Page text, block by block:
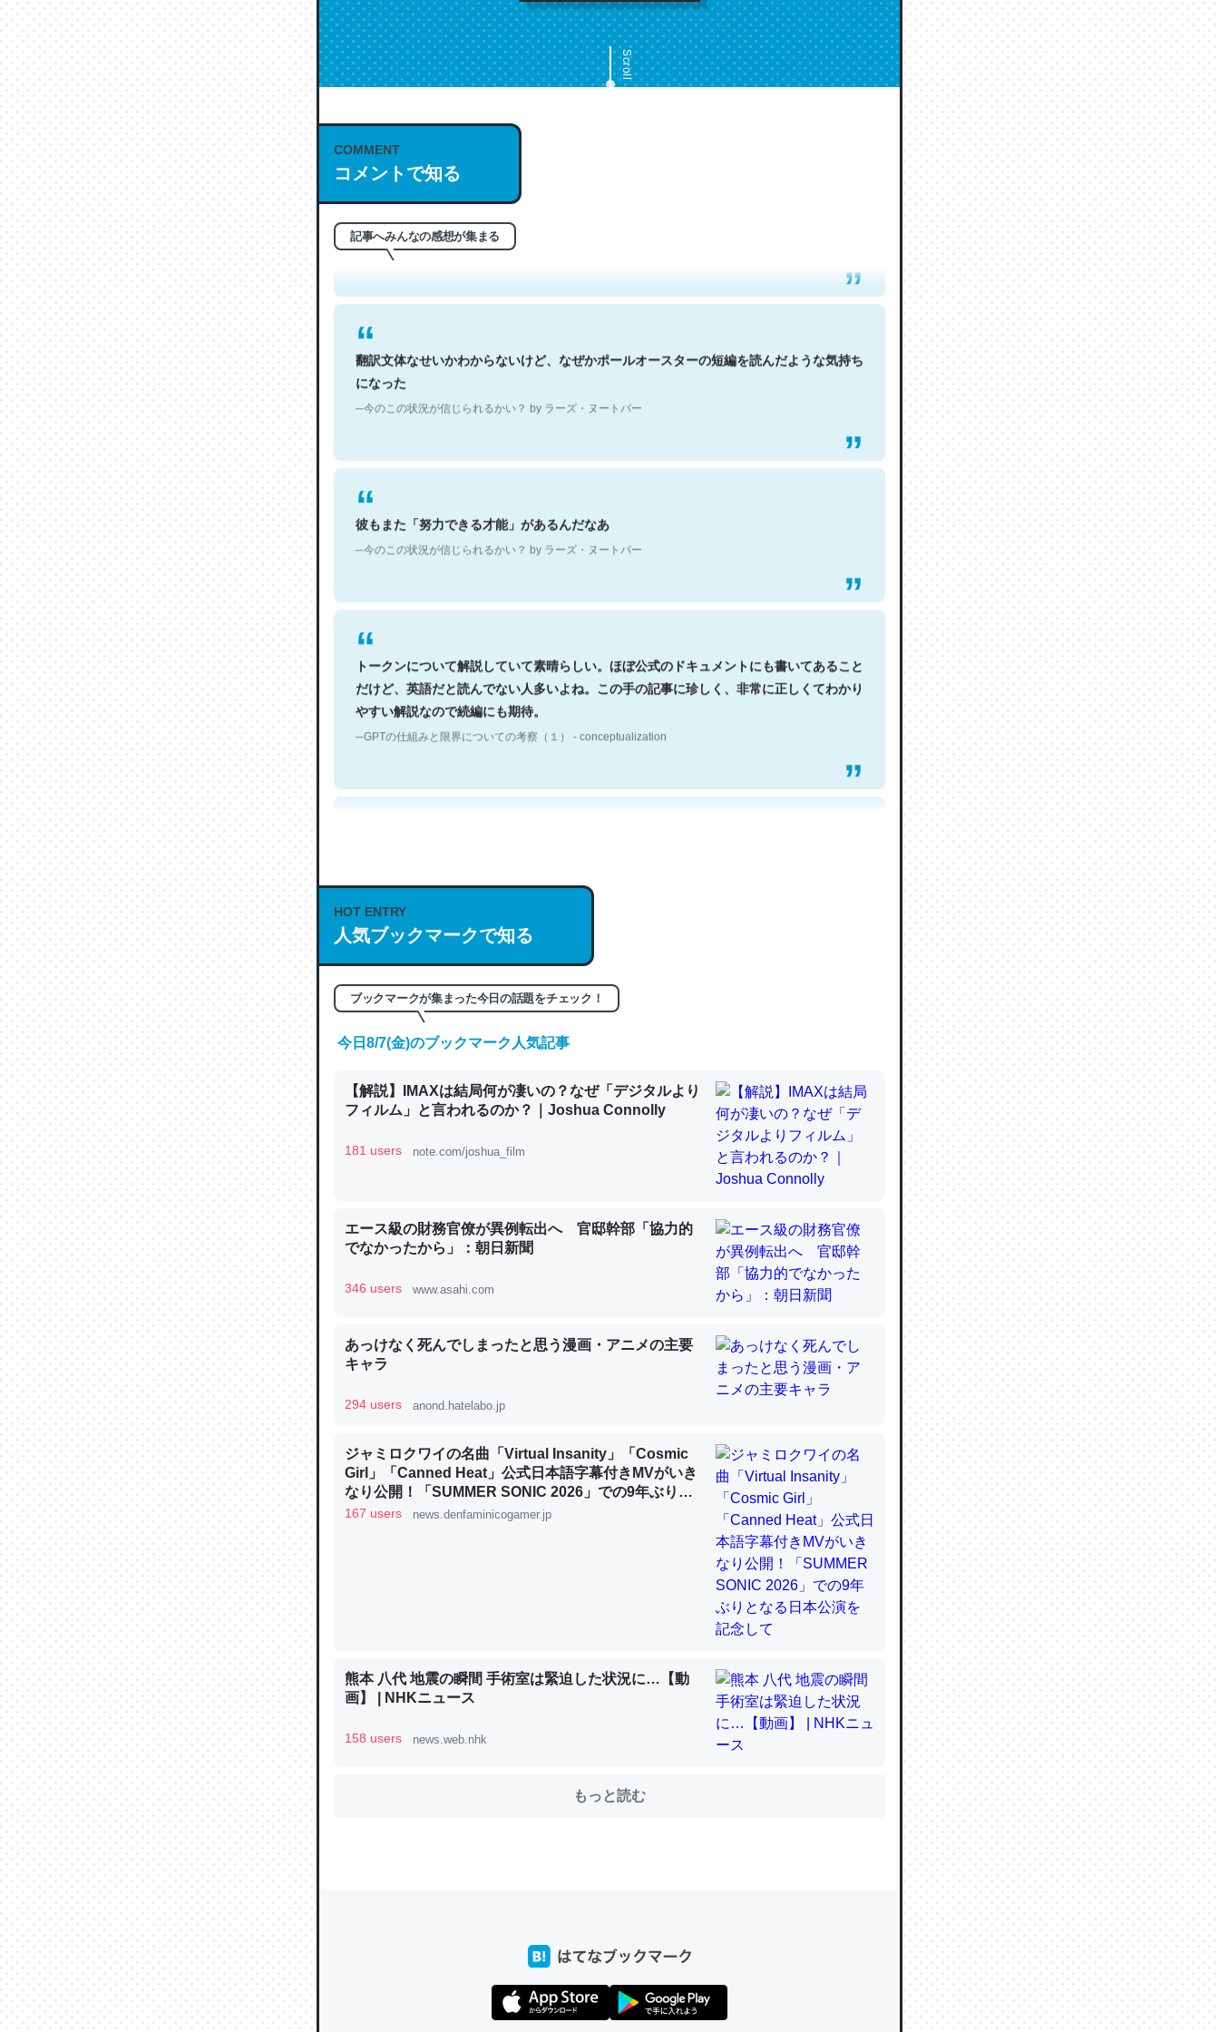
Scroll
COMMENT
コメントで知る
記事へみんなの感想が集まる
これは名文。彼はとてもクレバーなんだろうなと凄く思う。英語少しでも読める人は原文
もお勧め。自分はこの流れ好き。Let’s Fucking Go. Then Covid hit. Shit.
─今のこの状況が信じられるかい？ by ラーズ・ヌートバー
翻訳文体なせいかわからないけど、なぜかポールオースターの短編を読んだような気持ち
になった
─今のこの状況が信じられるかい？ by ラーズ・ヌートバー
彼もまた「努力できる才能」があるんだなあ
─今のこの状況が信じられるかい？ by ラーズ・ヌートバー
トークンについて解説していて素晴らしい。ほぼ公式のドキュメントにも書いてあること
だけど、英語だと読んでない人多いよね。この手の記事に珍しく、非常に正しくてわかり
やすい解説なので続編にも期待。
─GPTの仕組みと限界についての考察（１） - conceptualization
─GPTの仕組みと限界についての考察（１） - conceptualization
これは良記事。32768トークンだと英語小説100ページ分くらい。小説でいう「ずっと前
の伏線」は回収されないけど、短期記憶というには多い分量。進化すればするほど分かり
やすく強くなりそう
昆虫ってカルシウム少ないのか。知らんかった。調べたらコオロギのカルシウム分はエビ
─ニュース :: 【研究発表】昆虫学の大問題＝「昆虫はなぜ海にいないのか」に関する新仮説
論文では「淡水はカルシウムも酸素も不足してて両方に不利だから両方が拮抗してるので
は」とあって面白い。海にいる鋏角類（カブトガニ・ウミグモ）はカルシウムを使わずキ
これを元に考えるとカルシウムを大量に使う脊椎動物と貝類は苦労してるんだな…。腹足
─ニュース :: 【研究発表】昆虫学の大問題＝「昆虫はなぜ海にいないのか」に関する新仮説
ウチもEchoを実家に置いて４年。でたまに覗いてる。ぼちぼちRingも置こうかと画策
中。あと、Googleマップで位置情報を共有してる。電池残量や充電中かが分かるのでこ
れ見て生きてるなって分かる。
を実質100倍以上に伸ばす効果があるはず……
HOT ENTRY
人気ブックマークで知る
ブックマークが集まった今日の話題をチェック！
今日8/7(金)のブックマーク人気記事
【解説】IMAXは結局何が凄いの？なぜ「デジタルより
フィルム」と言われるのか？｜Joshua Connolly
181 users note.com/joshua_film
エース級の財務官僚が異例転出へ 官邸幹部「協力的
でなかったから」：朝日新聞
346 users www.asahi.com
あっけなく死んでしまったと思う漫画・アニメの主要
キャラ
294 users anond.hatelabo.jp
ジャミロクワイの名曲「Virtual Insanity」「Cosmic
Girl」「Canned Heat」公式日本語字幕付きMVがいき
なり公開！「SUMMER SONIC 2026」での9年ぶりと
なる日本公演を記念して
167 users news.denfaminicogamer.jp
熊本 八代 地震の瞬間 手術室は緊迫した状況に…【動
画】 | NHKニュース
158 users news.web.nhk
もっと読む